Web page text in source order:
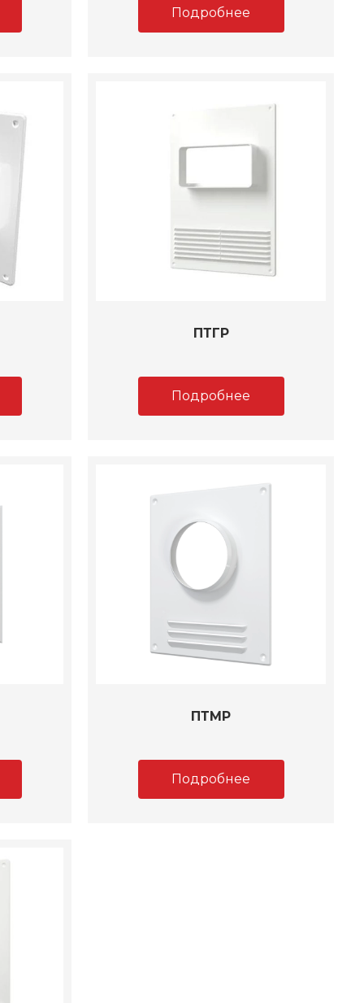
Подробнее
ПТГР
Подробнее
ПТМР
Подробнее